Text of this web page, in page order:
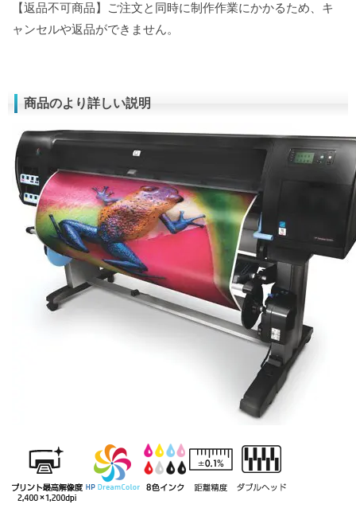
【返品不可商品】ご注文と同時に制作作業にかかるため、キ
ャンセルや返品ができません。
商品のより詳しい説明